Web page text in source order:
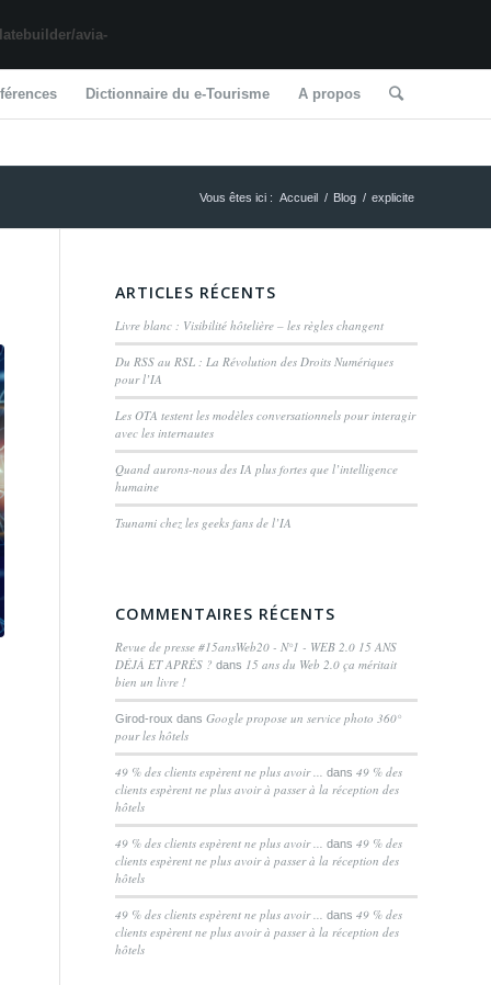
avia-
Dictionnaire du e-Tourisme A propos
Vous êtes ici : Accueil / Blog / explicite
ARTICLES RÉCENTS
Livre blanc : Visibilité hôtelière – les règles changent
Du RSS au RSL : La Révolution des Droits Numériques
pour l’IA
Les OTA testent les modèles conversationnels pour interagir
avec les internautes
Quand aurons-nous des IA plus fortes que l’intelligence
humaine
Tsunami chez les geeks fans de l’IA
COMMENTAIRES RÉCENTS
Revue de presse #15ansWeb20 - N°1 - WEB 2.0 15 ANS
DÉJÀ ET APRÈS ? dans 15 ans du Web 2.0 ça méritait
bien un livre !
Girod-roux dansGoogle propose un service photo 360°
pour les hôtels
49 % des clients espèrent ne plus avoir ... dans49 % des
clients espèrent ne plus avoir à passer à la réception des
hôtels
49 % des clients espèrent ne plus avoir ... dans49 % des
clients espèrent ne plus avoir à passer à la réception des
hôtels
49 % des clients espèrent ne plus avoir ... dans49 % des
clients espèrent ne plus avoir à passer à la réception des
hôtels